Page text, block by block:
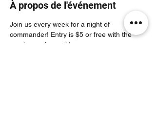
À propos de l'événement
Join us every week for a night of
commander! Entry is $5 or free with the
purchase of a pack!